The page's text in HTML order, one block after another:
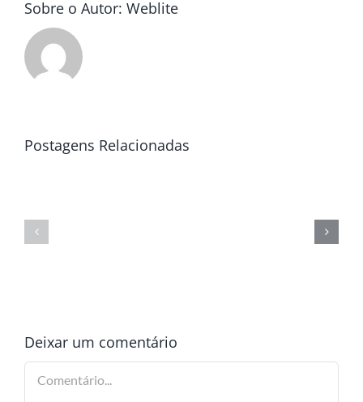
Sobre o Autor: Weblite
Postagens Relacionadas
Deixar um comentário